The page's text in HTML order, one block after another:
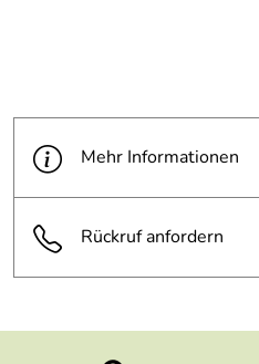
Mehr Informationen
Rückruf anfordern